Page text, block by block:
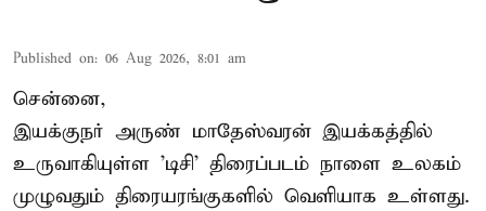
Published on: 06 Aug 2026, 8:01 am
சென்னை,
இயக்குநர் அருண் மாதேஸ்வரன் இயக்கத்தில்
உருவாகியுள்ள 'டிசி' திரைப்படம் நாளை உலகம்
முழுவதும் திரையரங்குகளில் வெளியாக உள்ளது.